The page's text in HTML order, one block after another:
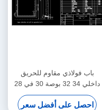
باب فولاذي مقاوم للحريق
داخلي 34 32 بوصة 30 في 28
بوصة لوح زجاجي للباب المقاوم
للحريق
احصل على أفضل سعر